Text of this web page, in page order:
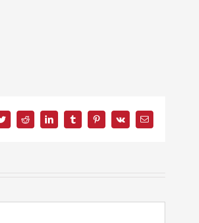
TwitterReddit LinkedInTumblrPinterest
Vk
Correo
electrónico